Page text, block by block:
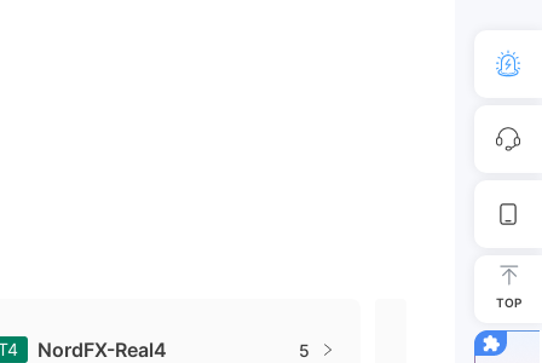
NordFX-Real4 5
TOP